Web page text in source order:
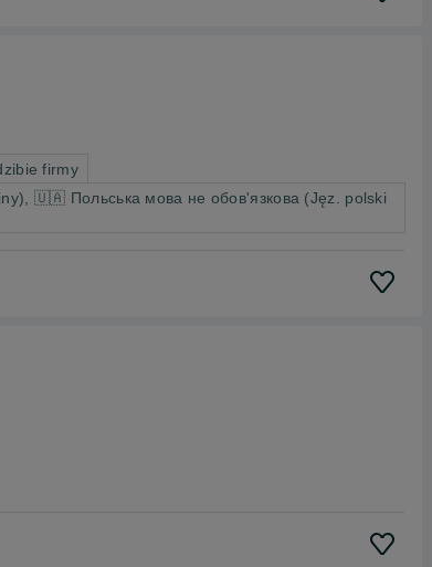
firmy
🇺🇦 Польська мова не обов'язкова (Jęz. polski